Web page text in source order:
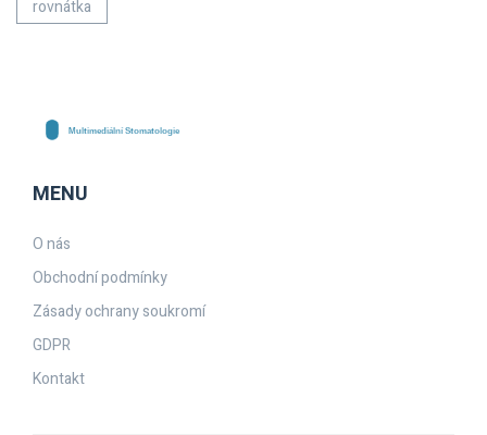
rovnátka
MENU
O nás
Obchodní podmínky
Zásady ochrany soukromí
GDPR
Kontakt